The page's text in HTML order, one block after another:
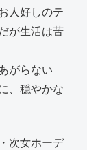
人好しのテ
が生活は苦
がらない
、穏やかな
次女ホーデ